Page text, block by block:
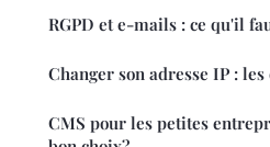
RGPD et e-mails : ce qu'il
Changer son adresse IP :
CMS pour les petites